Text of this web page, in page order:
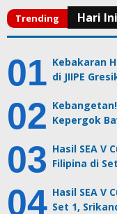
Kebakaran
di JIIPE
Kepergok
Hasil SEA V
Filipina di
Hasil SEA V
Set 1,